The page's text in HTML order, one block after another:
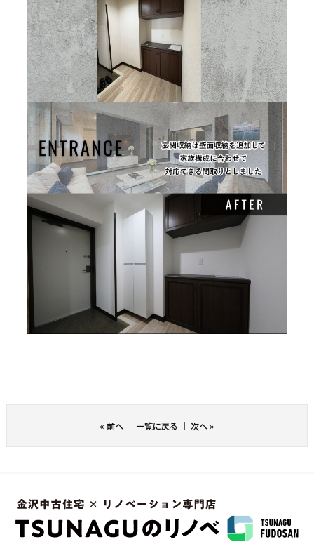
« 前へ ｜ 一覧に戻る ｜次へ»